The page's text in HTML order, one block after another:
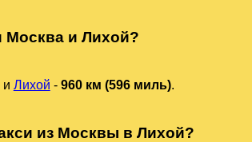
Москва и Лихой?
и Лихой - 960 км (596 миль).
из Москвы в Лихой?